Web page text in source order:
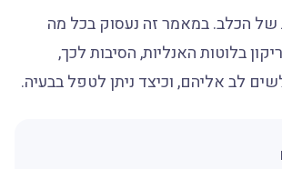
של הכלב. במאמר זה נעסוק בכל מה
בלוטות האנליות, הסיבות לכך,
לב אליהם, וכיצד ניתן לטפל בבעיה.